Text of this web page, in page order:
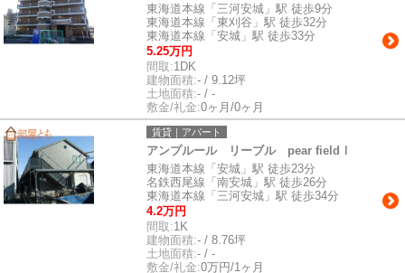
東海道本線「三河安城」駅 徒歩9分
東海道本線「東刈谷」駅 徒歩32分
東海道本線「安城」駅 徒歩33分
5.25万円
間取:1DK
建物面積:- / 9.12坪
土地面積:- / -
敷金/礼金:0ヶ月/0ヶ月
賃貸｜アパート
アンプルール リーブル pear fieldⅠ
東海道本線「安城」駅 徒歩23分
名鉄西尾線「南安城」駅 徒歩26分
東海道本線「三河安城」駅 徒歩34分
4.2万円
間取:1K
建物面積:- / 8.76坪
土地面積:- / -
敷金/礼金:0万円/1ヶ月